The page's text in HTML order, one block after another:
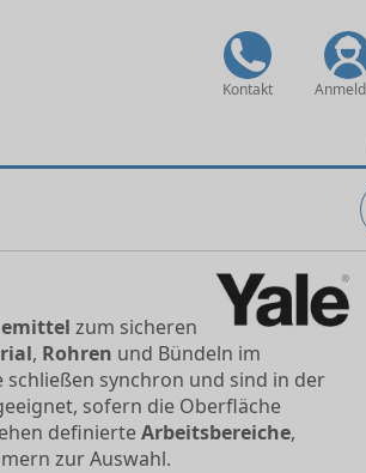
Kontakt
zum sicheren
, Rohren und Bündeln im
synchron und sind in der
sofern die Oberfläche
definierteArbeitsbereiche,
zur Auswahl.